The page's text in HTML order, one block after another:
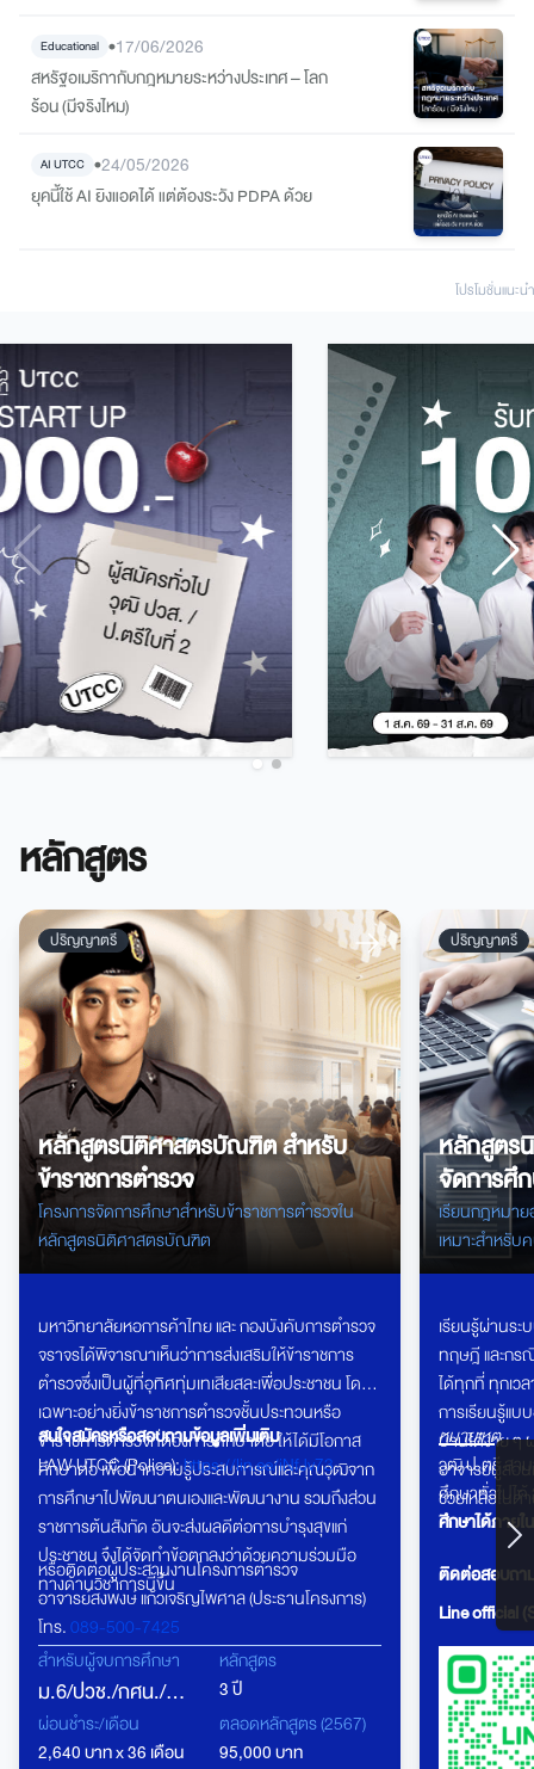
Educational •17/06/2026
สหรัฐอเมริกากับกฎหมายระหว่างประเทศ – โลก
ร้อน (มีจริงไหม)
AI UTCC •24/05/2026
ยุคนี้ใช้ AI ยิงแอดได้ แต่ต้องระวัง PDPA ด้วย
โปรโมชั่นแนะนํา
หลักสูตร
ปริญญาตรี
หลักสูตรนิติศาสตรบัณฑิต สำหรับ
ข้าราชการตำรวจ
โครงการจัดการศึกษาสำหรับข้าราชการตำรวจใน
หลักสูตรนิติศาสตรบัณฑิต
มหาวิทยาลัยหอการค้าไทย และ กองบังคับการตำรวจ
จราจรได้พิจารณาเห็นว่าการส่งเสริมให้ข้าราชการ
ตำรวจซึ่งเป็นผู้ที่อุทิศทุ่มเทเสียสละเพื่อประชาชน โดย
เฉพาะอย่างยิ่งข้าราชการตำรวจชั้นประทวนหรือ
ข้าราชการตำรวจที่ต้องการศึกษาต่อ ให้ได้มีโอกาส
ศึกษาต่อ เพื่อนำความรู้ประสบการณ์และคุณวุฒิจาก
การศึกษาไปพัฒนาตนเองและพัฒนางาน รวมถึงส่วน
ราชการต้นสังกัด อันจะส่งผลดีต่อการบำรุงสุขแก่
ประชาชน จึงได้จัดทำข้อตกลงว่าด้วยความร่วมมือ
ทางด้านวิชาการนี้ขึ้น
สนใจสมัครหรือสอบถามข้อมูลเพิ่มเติม
LAW UTCC (Police):https://lin.ee/iNfJv73
หรือติดต่อผู้ประสานงานโครงการตำรวจ
อาจารย์สงพงษ์ แก้วเจริญไพศาล (ประธานโครงการ)
โทร.089-500-7425
คุณสุรีย์พร ถาวรศักดิ์ (คุณอ้อ)
โทร.095-367-5508
สำหรับผู้จบการศึกษา
ม.6/ปวช./กศน./
ปวส.
หลักสูตร
3 ปี
ผ่อนชำระ/เดือน
2,640 บาท x 36 เดือน
ตลอดหลักสูตร (2567)
95,000 บาท
ปริญญาตรี
หลักสูตร
จัดการศึก
สารสนเท
เรียนกฎหมาย
เหมาะสำหรับ
เจ้าหน้าที่ดูแล
เรียนรู้ผ่านระ
ทฤษฎี และกร
ได้ทุกที่ ทุกเว
การเรียนรู้แบ
บ้านได้ง่าย ๆ
อาจารย์ผู้สอ
ช่วยเหลือในด้
หมายเหตุ
วุฒิ ป.ตรี สาม
ศึกษาทั่วไปไ
ศึกษาได้ภายใ
ติดต่อสอบถา
Line official